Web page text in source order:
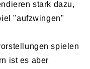
stark dazu,
"aufzwingen"
spielen
ist es aber